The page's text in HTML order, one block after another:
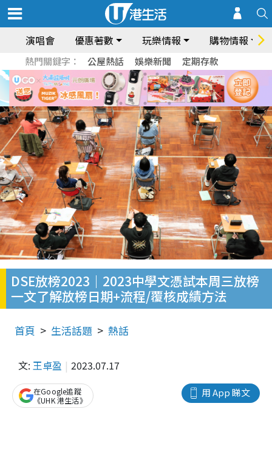
演唱會 優惠著數 玩樂情報 購物情報
熱門關鍵字： 公屋熱話 娛樂新聞 定期存款
DSE放榜2023‌｜2023中學文憑試本周三放榜
一文了解放榜日期+流程/覆核成績方法
首頁 生活話題 熱話
文: 王卓盈 2023.07.17
用 App 睇文
在Google追蹤
《UHK 港生活》